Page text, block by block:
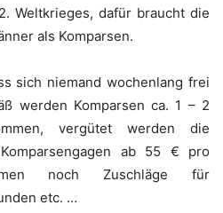
Weltkrieges, dafür braucht die
als Komparsen.
sich niemand wochenlang frei
werden Komparsen ca. 1 – 2
vergütet werden die
ab 55 € pro
noch Zuschläge für
etc. …